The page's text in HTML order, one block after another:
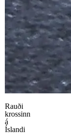
Rauði
krossinn
á
Íslandi